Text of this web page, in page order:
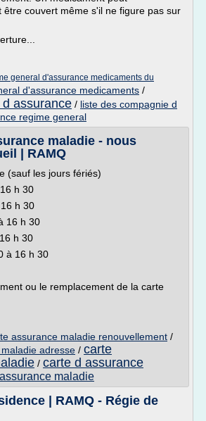
être couvert même s'il ne figure pas sur
general d'assurance medicaments du
d'assurance medicaments /
assurance / liste des compagnie d
regime general
maladie - nous
| RAMQ
(sauf les jours fériés)
h 30
h 30
16 h 30
h 30
à 16 h 30
ou le remplacement de la carte
assurance maladie renouvellement /
adresse / carte
/ carte d assurance
maladie
| RAMQ - Régie de